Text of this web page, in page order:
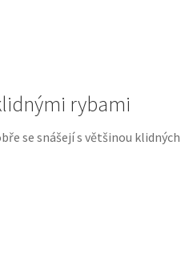
rybami
se snášejí s většinou klidných